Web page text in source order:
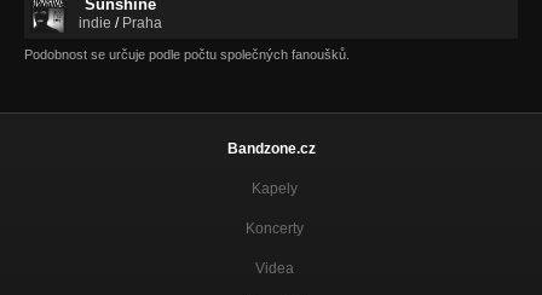
Sunshine
indie / Praha
Podobnost se určuje podle počtu společných fanoušků.
Bandzone.cz
Kapely
Koncerty
Videa